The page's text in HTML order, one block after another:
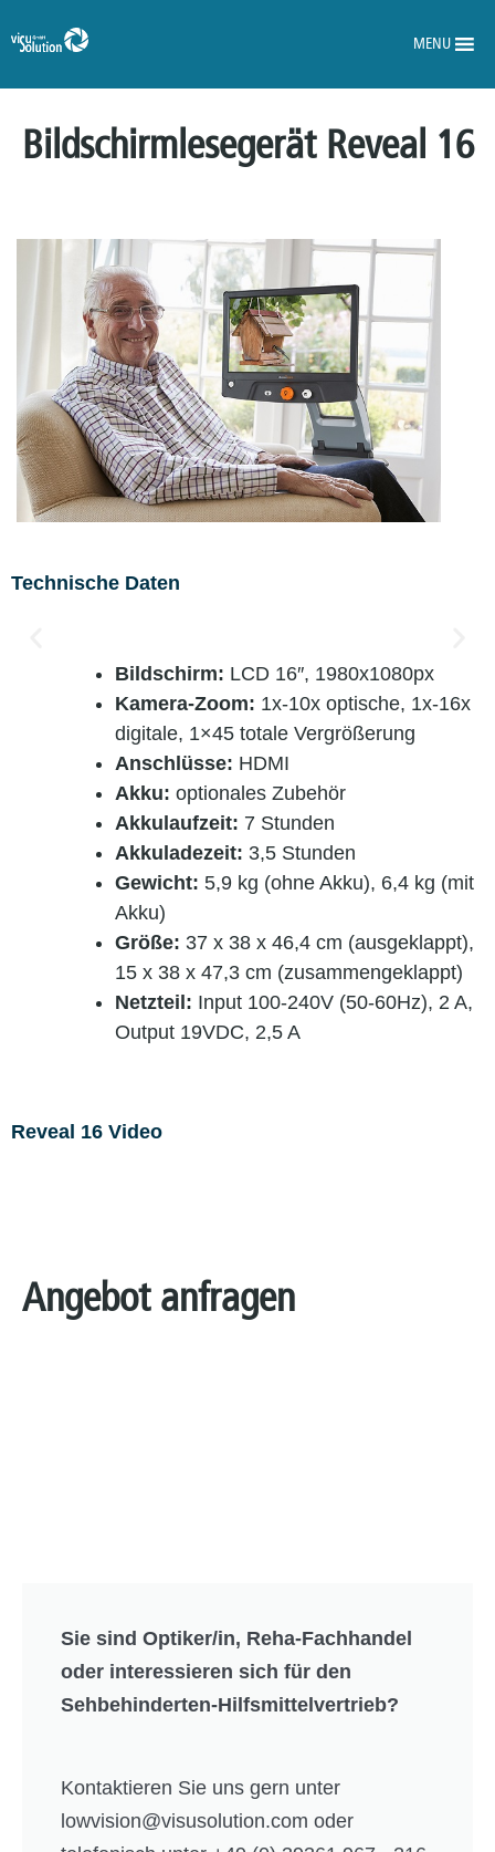
MENU
Bildschirmlesegerät Reveal 16
Technische Daten
Bildschirm: LCD 16″, 1980x1080px
Kamera-Zoom: 1x-10x optische, 1x-16x
digitale, 1×45 totale Vergrößerung
Anschlüsse: HDMI
Akku: optionales Zubehör
Akkulaufzeit: 7 Stunden
Akkuladezeit: 3,5 Stunden
Gewicht: 5,9 kg (ohne Akku), 6,4 kg (mit
Akku)
Größe: 37 x 38 x 46,4 cm (ausgeklappt),
15 x 38 x 47,3 cm (zusammengeklappt)
Netzteil: Input 100-240V (50-60Hz), 2 A,
Output 19VDC, 2,5 A
Reveal 16 Video
Angebot anfragen
Sie sind Optiker/in, Reha-Fachhandel
oder interessieren sich für den
Sehbehinderten-Hilfsmittelvertrieb?
Kontaktieren Sie uns gern unter
lowvision@visusolution.com oder